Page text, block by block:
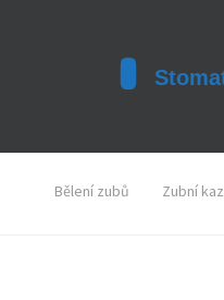
Bělení zubů Zubní kaz